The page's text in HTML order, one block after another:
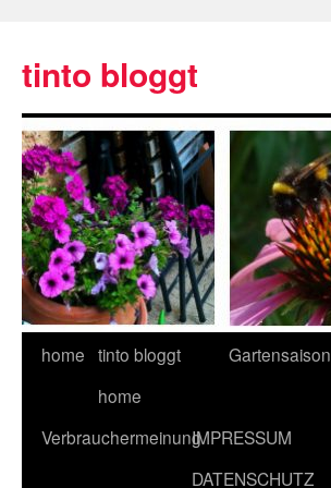
tinto bloggt
home tinto bloggt
home
Gartensaison
VerbrauchermeinungIMPRESSUM
DATENSCHUTZ